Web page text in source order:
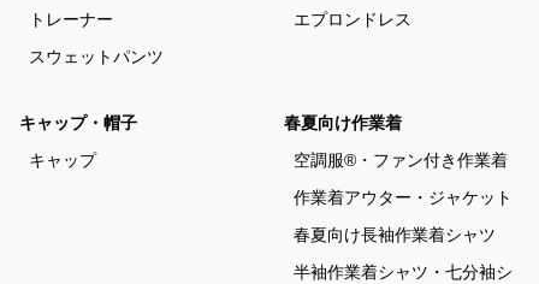
トレーナー
スウェットパンツ
エプロンドレス
キャップ・帽子
キャップ
春夏向け作業着
空調服®・ファン付き作業着
作業着アウター・ジャケット
春夏向け長袖作業着シャツ
半袖作業着シャツ・七分袖シ